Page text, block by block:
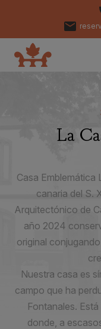
La
Casa Emblemática
canaria del S.
Arquitectónico de
año 2024
original
Nuestra casa es
campo que ha
Fontanales.
donde, a